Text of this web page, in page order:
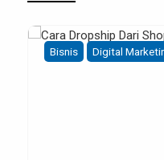
Bisnis